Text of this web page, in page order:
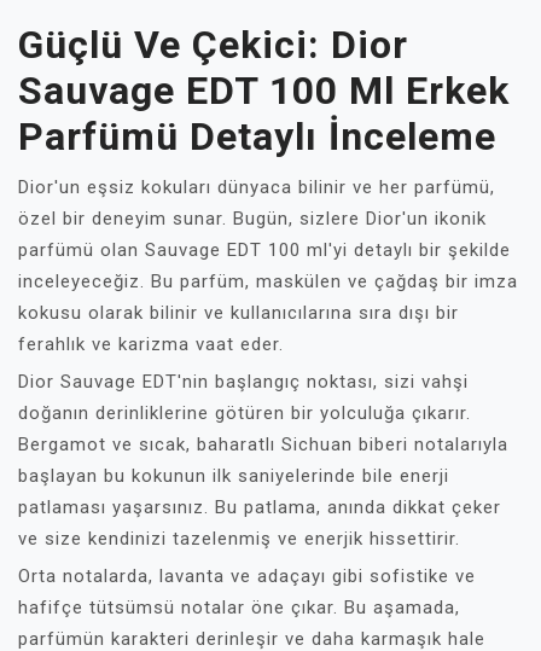
Güçlü Ve Çekici: Dior
Sauvage EDT 100 Ml Erkek
Parfümü Detaylı İnceleme
Dior'un eşsiz kokuları dünyaca bilinir ve her parfümü,
özel bir deneyim sunar. Bugün, sizlere Dior'un ikonik
parfümü olan Sauvage EDT 100 ml'yi detaylı bir şekilde
inceleyeceğiz. Bu parfüm, maskülen ve çağdaş bir imza
kokusu olarak bilinir ve kullanıcılarına sıra dışı bir
ferahlık ve karizma vaat eder.
Dior Sauvage EDT'nin başlangıç noktası, sizi vahşi
doğanın derinliklerine götüren bir yolculuğa çıkarır.
Bergamot ve sıcak, baharatlı Sichuan biberi notalarıyla
başlayan bu kokunun ilk saniyelerinde bile enerji
patlaması yaşarsınız. Bu patlama, anında dikkat çeker
ve size kendinizi tazelenmiş ve enerjik hissettirir.
Orta notalarda, lavanta ve adaçayı gibi sofistike ve
hafifçe tütsümsü notalar öne çıkar. Bu aşamada,
parfümün karakteri derinleşir ve daha karmaşık hale